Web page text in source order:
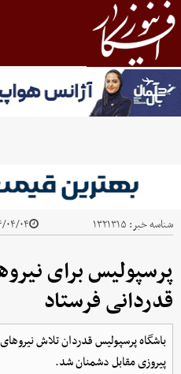
شناسه خبر: ۱۳۲۱۳۱۵ ۱۴۰۴/۰۴/
پرسپولیس برای
قدردانی فرستاد
باشگاه پرسپولیس قدردان تلاش
پیروزی مقابل دشمنان شد.